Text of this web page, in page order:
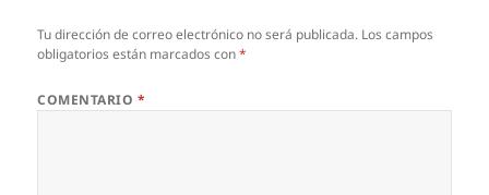
Tu dirección de correo electrónico no será publicada. Los campos
obligatorios están marcados con*
COMENTARIO *